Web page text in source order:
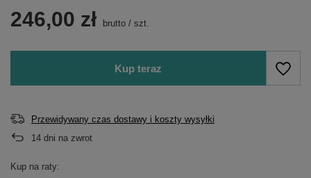
246,00 zł brutto / szt.
Kup teraz
Przewidywany czas dostawy i koszty wysyłki
14 dni na zwrot
Kup na raty: